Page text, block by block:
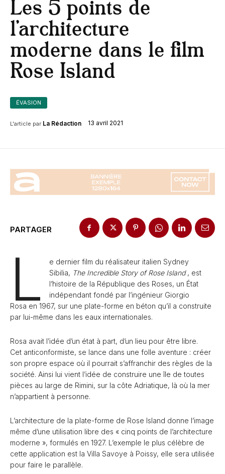
Les 5 points de
l’architecture
moderne dans le film
Rose Island
ÉVASION
L'article par La Rédaction 13 avril 2021
PARTAGER
L
e dernier film du réalisateur italien Sydney
Sibilia, The Incredible Story of Rose Island, est
l’histoire de la République des Roses, un État
indépendant fondé par l’ingénieur Giorgio
Rosa en 1967, sur une plate-forme en béton qu’il a construite
par lui-même dans les eaux internationales.
Rosa avait l’idée d’un état à part, d’un lieu pour être libre.
Cet anticonformiste, se lance dans une folle aventure : créer
son propre espace où il pourrait s’affranchir des règles de la
société. Ainsi lui vient l’idée de construire une île de toutes
pièces au large de Rimini, sur la côte Adriatique, là où la mer
n’appartient à personne.
L’architecture de la plate-forme de Rose Island donne l’image
même d’une utilisation libre des « cinq points de l’architecture
moderne », formulés en 1927. L’exemple le plus célèbre de
cette application est la Villa Savoye à Poissy, elle sera utilisée
pour faire le parallèle.